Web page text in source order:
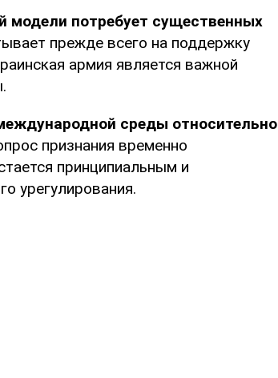
модели потребует существенных
прежде всего на поддержку
армия является важной
среды относительно
признания временно
принципиальным и
урегулирования.